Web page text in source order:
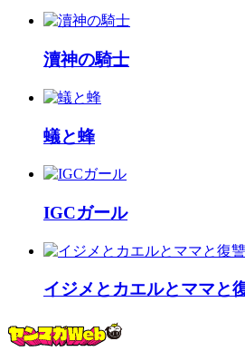
瀆神の騎士
蟻と蜂
IGCガール
イジメとカエルとママと